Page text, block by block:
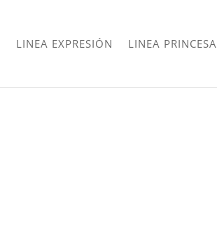
LINEA EXPRESIÓN LINEA PRINCESA